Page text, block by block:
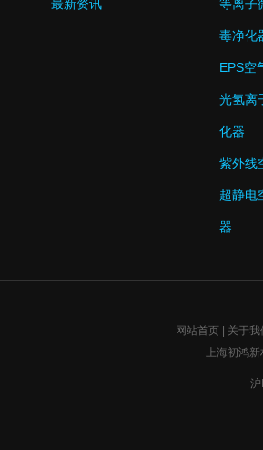
最新资讯 等离子
毒净化
EPS空
光氢离
化器
紫外线
超静电
器
网站首页
关于我
上海初鸿